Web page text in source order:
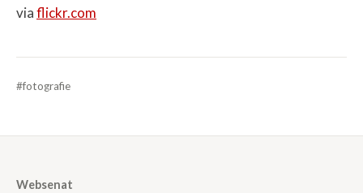
viaflickr.com
#fotografie
Websenat